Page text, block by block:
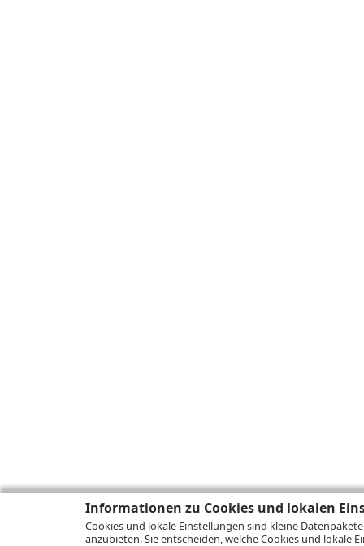
Informationen zu Cookies und lokalen
Cookies und lokale Einstellungen sind kleine
anzubieten. Sie entscheiden, welche Cookies und lokale